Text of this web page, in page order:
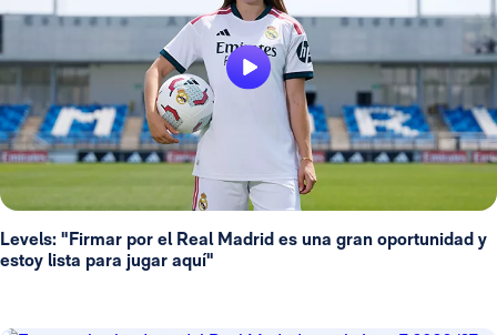
Levels: "Firmar por el Real Madrid es una gran oportunidad y
estoy lista para jugar aquí"